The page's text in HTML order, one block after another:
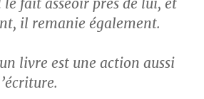
le fait asseoir près de lui, et
il remanie également.
livre est une action aussi